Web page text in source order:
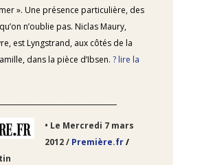
». Une présence particulière, des
n’oublie pas. Niclas Maury,
est Lyngstrand, aux côtés de la
dans la pièce d’Ibsen. ? lire la
• Le Mercredi 7mars
2012 / Première.fr/